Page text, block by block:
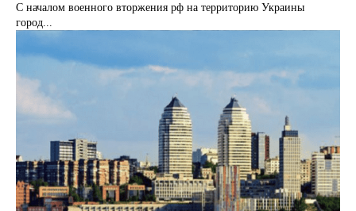
С началом военного вторжения рф на территорию Украины
город...